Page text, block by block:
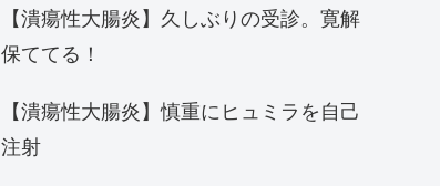
【潰瘍性大腸炎】久しぶりの受診。寛解
保ててる！
【潰瘍性大腸炎】慎重にヒュミラを自己
注射